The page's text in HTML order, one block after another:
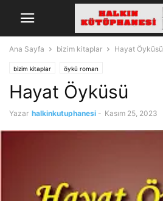
Ana Sayfa bizim kitaplar Hayat Öyküsü
bizim kitaplar öykü roman
Hayat Öyküsü
Yazar halkinkutuphanesi - Kasım 25, 2023